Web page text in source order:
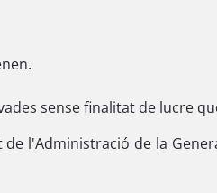
sense finalitat de lucre
l'Administració de la